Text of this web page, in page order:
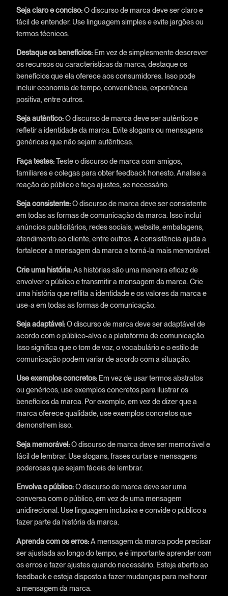
Seja claro e conciso:O discurso de marca deve ser claro e
fácil de entender. Use linguagem simples e evite jargões ou
termos técnicos.
Destaque os benefícios:Em vez de simplesmente descrever
os recursos ou características da marca, destaque os
benefícios que ela oferece aos consumidores. Isso pode
incluir economia de tempo, conveniência, experiência
positiva, entre outros.
Seja autêntico:O discurso de marca deve ser autêntico e
refletir a identidade da marca. Evite slogans ou mensagens
genéricas que não sejam autênticas.
Faça testes:Teste o discurso de marca com amigos,
familiares e colegas para obter feedback honesto. Analise a
reação do público e faça ajustes, se necessário.
Seja consistente:O discurso de marca deve ser consistente
em todas as formas de comunicação da marca. Isso inclui
anúncios publicitários, redes sociais, website, embalagens,
atendimento ao cliente, entre outros. A consistência ajuda a
fortalecer a mensagem da marca e torná-la mais memorável.
Crie uma história:As histórias são uma maneira eficaz de
envolver o público e transmitir a mensagem da marca. Crie
uma história que reflita a identidade e os valores da marca e
use-a em todas as formas de comunicação.
Seja adaptável:O discurso de marca deve ser adaptável de
acordo com o público-alvo e a plataforma de comunicação.
Isso significa que o tom de voz, o vocabulário e o estilo de
comunicação podem variar de acordo com a situação.
Use exemplos concretos:Em vez de usar termos abstratos
ou genéricos, use exemplos concretos para ilustrar os
benefícios da marca. Por exemplo, em vez de dizer que a
marca oferece qualidade, use exemplos concretos que
demonstrem isso.
Seja memorável:O discurso de marca deve ser memorável e
fácil de lembrar. Use slogans, frases curtas e mensagens
poderosas que sejam fáceis de lembrar.
Envolva o público:O discurso de marca deve ser uma
conversa com o público, em vez de uma mensagem
unidirecional. Use linguagem inclusiva e convide o público a
fazer parte da história da marca.
Aprenda com os erros:A mensagem da marca pode precisar
ser ajustada ao longo do tempo, e é importante aprender com
os erros e fazer ajustes quando necessário. Esteja aberto ao
feedback e esteja disposto a fazer mudanças para melhorar
a mensagem da marca.